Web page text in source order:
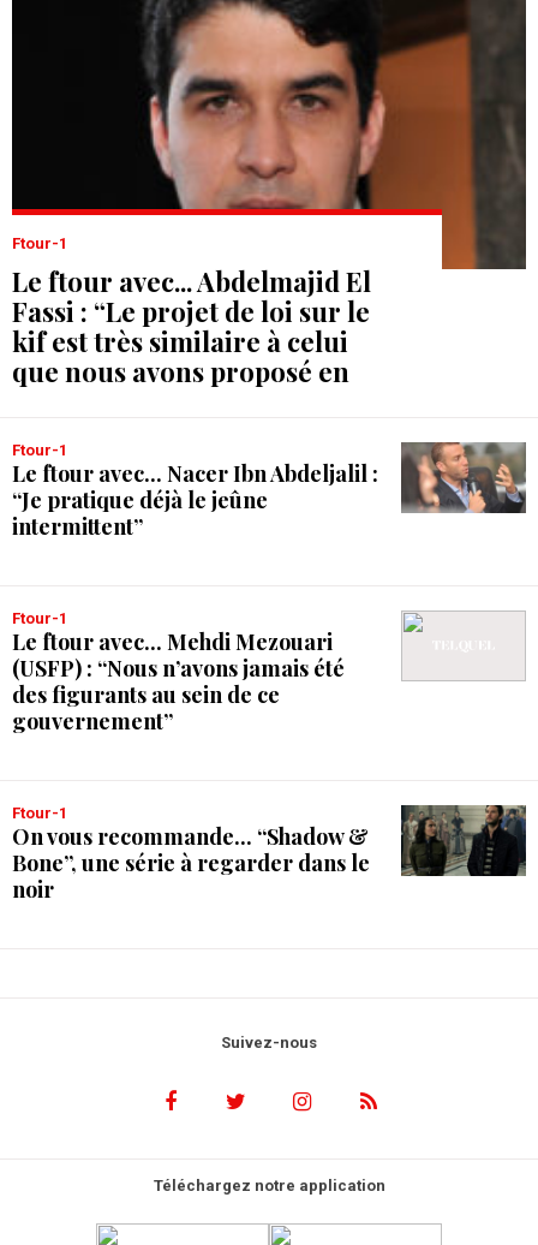
Ftour-1
Le ftour avec... Abdelmajid El
Fassi : “Le projet de loi sur le
kif est très similaire à celui
que nous avons proposé en
Ftour-1
Le ftour avec... Nacer Ibn Abdeljalil :
“Je pratique déjà le jeûne
intermittent”
Ftour-1
Le ftour avec... Mehdi Mezouari
(USFP) : “Nous n’avons jamais été
des figurants au sein de ce
gouvernement”
Ftour-1
On vous recommande... “Shadow &
Bone”, une série à regarder dans le
noir
Suivez-nous
Téléchargez notre application